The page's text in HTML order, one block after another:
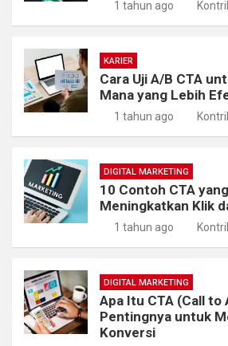
1 tahun ago
KARIER
Cara Uji A/B CTA
Mana yang Lebih
1 tahun ago
DIGITAL MARKETING
10 Contoh CTA
Meningkatkan Klik
1 tahun ago
DIGITAL MARKETING
Apa Itu CTA (Call to
Pentingnya untuk
Konversi